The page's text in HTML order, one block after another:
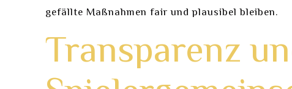
gefällte Maßnahmen fair und plausibel bleiben.
Transparenz